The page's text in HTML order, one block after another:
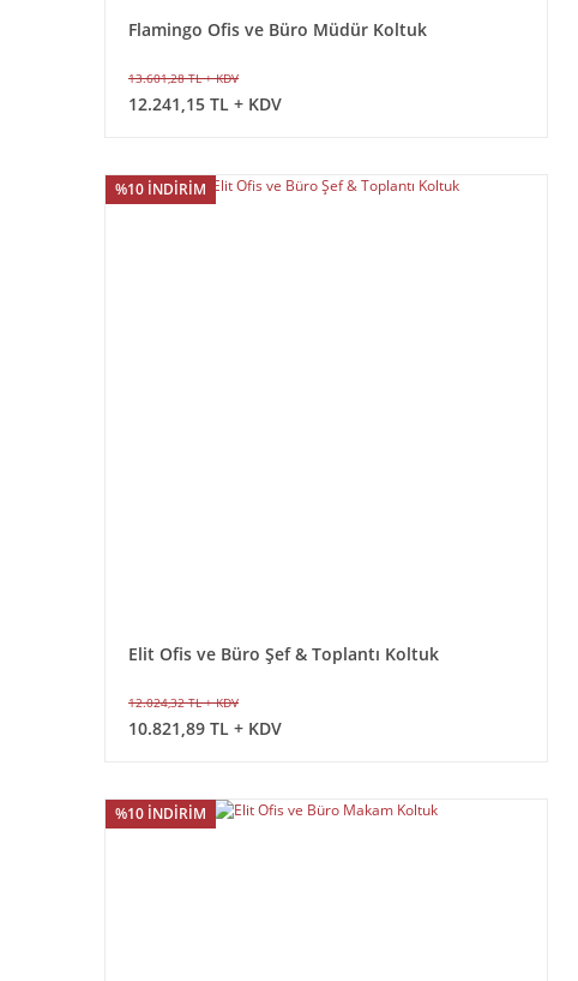
Flamingo Ofis ve Büro Müdür Koltuk
13.601,28 TL + KDV
12.241,15 TL + KDV
%10 İNDİRİM
Elit Ofis ve Büro Şef & Toplantı Koltuk
12.024,32 TL + KDV
10.821,89 TL + KDV
%10 İNDİRİM